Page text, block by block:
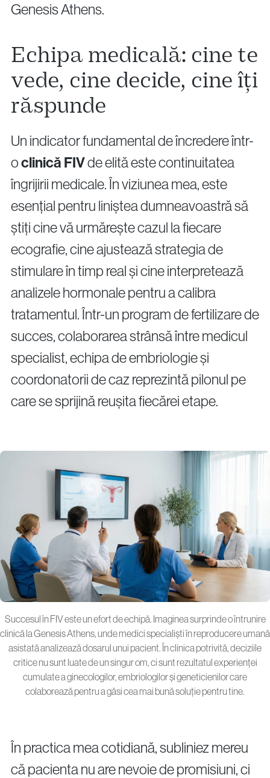
Genesis Athens.
Echipa medicală: cine te
vede, cine decide, cine îți
răspunde
Un indicator fundamental de încredere într-
oclinică FIVde elită este continuitatea
îngrijirii medicale. În viziunea mea, este
esențial pentru liniștea dumneavoastră să
știți cine vă urmărește cazul la fiecare
ecografie, cine ajustează strategia de
stimulare în timp real și cine interpretează
analizele hormonale pentru a calibra
tratamentul. Într-un program de fertilizare de
succes, colaborarea strânsă între medicul
specialist, echipa de embriologie și
coordonatorii de caz reprezintă pilonul pe
care se sprijină reușita fiecărei etape.
Succesul în FIV este un efort de echipă. Imaginea surprinde o întrunire
clinică la Genesis Athens, unde medici specialiști în reproducere umană
asistată analizează dosarul unui pacient. În clinica potrivită, deciziile
critice nu sunt luate de un singur om, ci sunt rezultatul experienței
cumulate a ginecologilor, embriologilor și geneticienilor care
colaborează pentru a găsi cea mai bună soluție pentru tine.
În practica mea cotidiană, subliniez mereu
că pacienta nu are nevoie de promisiuni, ci